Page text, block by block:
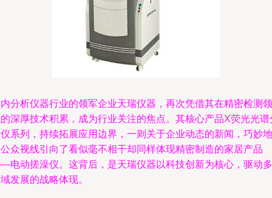
分析仪器行业的领军企业天瑞仪器，再次凭借其在精密检测领
深厚技术积累，成为行业关注的焦点。其核心产品X荧光光谱
系列，持续拓展应用边界，一则关于企业动态的新闻，巧妙地
众视线引向了看似毫不相干却同样体现精密制造的家居产品
电动搓澡仪。这背后，是天瑞仪器以科技创新为核心，驱动多
发展的战略体现。